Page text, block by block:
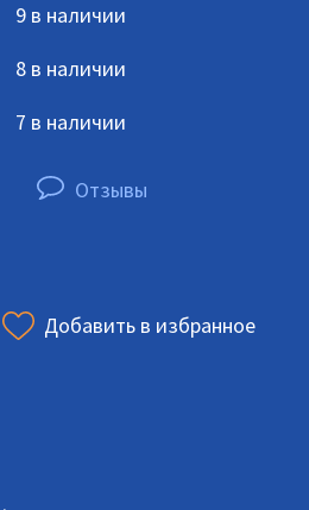
9 в наличии
8 в наличии
7 в наличии
Отзывы
Добавить в избранное